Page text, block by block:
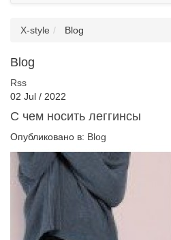
X-style Blog
Blog
Rss
02 Jul / 2022
С чем носить леггинсы
Опубликовано в: Blog